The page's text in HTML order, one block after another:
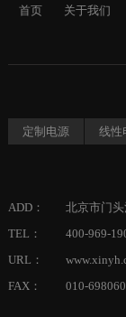
首页 关于我们
定制电源 线性
ADD：
北京市门
TEL：
400-969-
URL：
FAX：
010-